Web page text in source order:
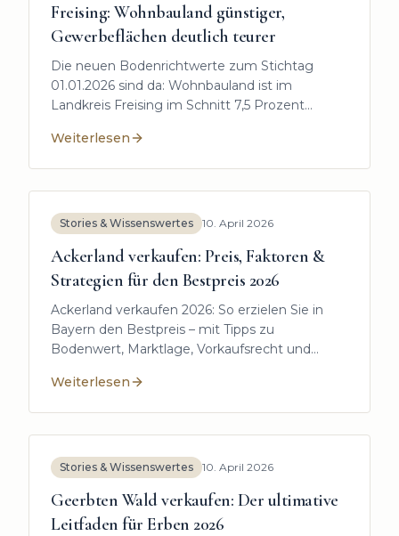
Freising: Wohnbauland günstiger,
Gewerbeflächen deutlich teurer
Die neuen Bodenrichtwerte zum Stichtag
01.01.2026 sind da: Wohnbauland ist im
Landkreis Freising im Schnitt 7,5 Prozent
sich dagegen fast flächendeckend. Unsere
Weiterlesen
:Bodenrichtwerte 2026 im Landkreis Freising:
Stories & Wissenswertes 10. April 2026
Ackerland verkaufen: Preis, Faktoren &
Strategien für den Bestpreis 2026
Ackerland verkaufen 2026: So erzielen Sie in
Bayern den Bestpreis – mit Tipps zu
Bodenwert, Marktlage, Vorkaufsrecht und
Weiterlesen
:Ackerland verkaufen: Preis, Faktoren & Strategien
Stories & Wissenswertes 10. April 2026
Geerbten Wald verkaufen: Der ultimative
Leitfaden für Erben 2026